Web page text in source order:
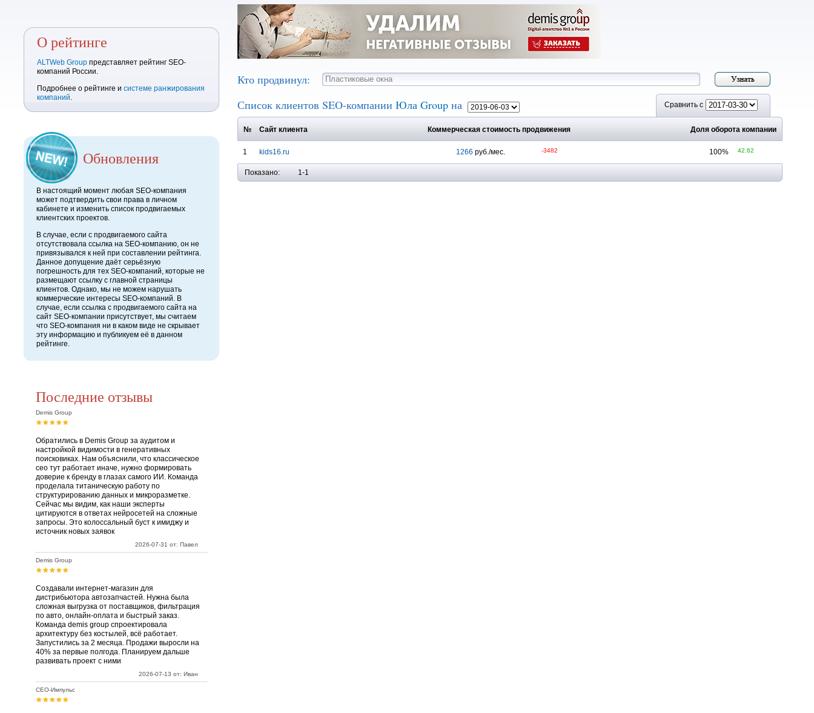
О рейтинге
ALTWeb Group представляет рейтинг SEO-
компаний России.
Подробнее о рейтинге и системе ранжирования
компаний.
Обновления
В настоящий момент любая SEO-компания
может подтвердить свои права в личном
кабинете и изменить список продвигаемых
клиентских проектов.
В случае, если с продвигаемого сайта
отсутствовала ссылка на SEO-компанию, он не
привязывался к ней при составлении рейтинга.
Данное допущение даёт серьёзную
погрешность для тех SEO-компаний, которые не
размещают ссылку с главной страницы
клиентов. Однако, мы не можем нарушать
коммерческие интересы SEO-компаний. В
случае, если ссылка с продвигаемого сайта на
сайт SEO-компании присутствует, мы считаем
что SEO-компания ни в каком виде не скрывает
эту информацию и публикуем её в данном
рейтинге.
Последние отзывы
Demis Group
Обратились в Demis Group за аудитом и
настройкой видимости в генеративных
поисковиках. Нам объяснили, что классическое
сео тут работает иначе, нужно формировать
доверие к бренду в глазах самого ИИ. Команда
проделала титаническую работу по
структурированию данных и микроразметке.
Сейчас мы видим, как наши эксперты
цитируются в ответах нейросетей на сложные
запросы. Это колоссальный буст к имиджу и
источник новых заявок
2026-07-31 от: Павел
Demis Group
Создавали интернет-магазин для
дистрибьютора автозапчастей. Нужна была
сложная выгрузка от поставщиков, фильтрация
по авто, онлайн-оплата и быстрый заказ.
Команда demis group спроектировала
архитектуру без костылей, всё работает.
Запустились за 2 месяца. Продажи выросли на
40% за первые полгода. Планируем дальше
развивать проект с ними
2026-07-13 от: Иван
СЕО-Импульс
Кто продвинул:
Список клиентов SEO-компании Юла Groupна Сравнить с
№ Сайт клиента Коммерческая стоимость продвижения Доля оборота компании
1 kids16.ru 1266 руб./мес. -3482 100% 42.62
Показано: 1-1